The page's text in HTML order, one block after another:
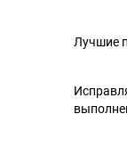
Лучшие